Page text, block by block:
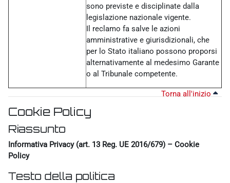
sono previste e disciplinate dalla
legislazione nazionale vigente.
Il reclamo fa salve le azioni
amministrative e giurisdizionali, che
per lo Stato italiano possono proporsi
alternativamente al medesimo Garante
o al Tribunale competente.
Torna all'inizio
Cookie Policy
Riassunto
Informativa Privacy (art. 13 Reg. UE 2016/679) – Cookie
Policy
Testo della politica